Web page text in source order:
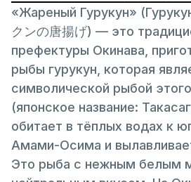
«Жареный Гурукун»
クンの唐揚げ) — это
префектуры Окинава,
рыбы гурукун, которая
символической рыбой
(японское название:
обитает в тёплых водах к
Амами-Осима и
Это рыба с нежным белым